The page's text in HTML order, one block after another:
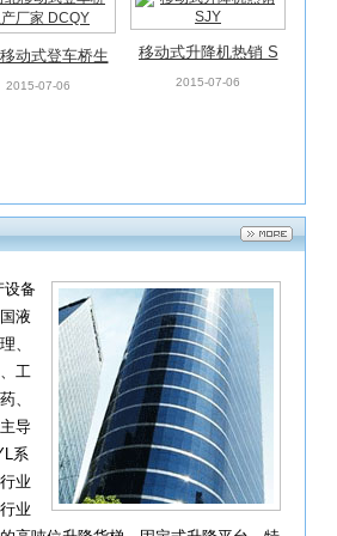
动式登车桥生
厂家 DCQY
2015-07-06
移动式升降机热销 S
JY
2015-07-06
设备
液
、
工
、
导
系
业
业